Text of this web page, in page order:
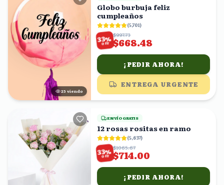
25 viendo
Globo burbuja feliz
cumpleaños
(5,701)
33%
OFF
$997.73
$668.48
¡PEDIR AHORA!
ENTREGA URGENTE
ENVÍO GRATIS
12 rosas rositas en ramo
(5,637)
33%
OFF
$1065.67
$714.00
¡PEDIR AHORA!